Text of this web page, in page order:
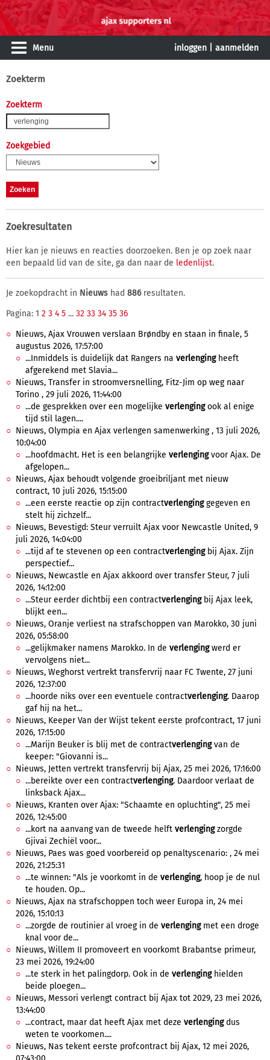
Menu inloggen aanmelden
Zoekterm
Zoekterm
Zoekgebied
Zoekresultaten
Hier kan je nieuws en reacties doorzoeken. Ben je op zoek naar
een bepaald lid van de site, ga dan naar de ledenlijst.
Je zoekopdracht in Nieuws had 886resultaten.
Pagina: 1 2 3 4 5 ... 32 33 34 35 36
Nieuws, Ajax Vrouwen verslaan Brøndby en staan in finale, 5
augustus 2026, 17:57:00
...Inmiddels is duidelijk dat Rangers na verlengingheeft
afgerekend met Slavia...
Nieuws, Transfer in stroomversnelling, Fitz-Jim op weg naar
Torino , 29 juli 2026, 11:44:00
...de gesprekken over een mogelijke verlengingook al enige
tijd stil lagen....
Nieuws, Olympia en Ajax verlengen samenwerking , 13 juli 2026,
10:04:00
...hoofdmacht. Het is een belangrijke verlengingvoor Ajax. De
afgelopen...
Nieuws, Ajax behoudt volgende groeibriljant met nieuw
contract, 10 juli 2026, 15:15:00
...een eerste reactie op zijn contractverlenginggegeven en
stelt hij zichzelf...
Nieuws, Bevestigd: Steur verruilt Ajax voor Newcastle United, 9
juli 2026, 14:04:00
...tijd af te stevenen op een contractverlengingbij Ajax. Zijn
perspectief...
Nieuws, Newcastle en Ajax akkoord over transfer Steur, 7 juli
2026, 14:12:00
...Steur eerder dichtbij een contractverlengingbij Ajax leek,
blijkt een...
Nieuws, Oranje verliest na strafschoppen van Marokko, 30 juni
2026, 05:58:00
...gelijkmaker namens Marokko. In de verlengingwerd er
vervolgens niet...
Nieuws, Weghorst vertrekt transfervrij naar FC Twente, 27 juni
2026, 12:37:00
...hoorde niks over een eventuele contractverlenging. Daarop
gaf hij na het...
Nieuws, Keeper Van der Wijst tekent eerste profcontract, 17 juni
2026, 17:15:00
...Marijn Beuker is blij met de contractverlengingvan de
keeper: "Giovanni is...
Nieuws, Jetten vertrekt transfervrij bij Ajax, 25 mei 2026, 17:16:00
...bereikte over een contractverlenging. Daardoor verlaat de
linksback Ajax...
Nieuws, Kranten over Ajax: "Schaamte en opluchting", 25 mei
2026, 12:45:00
...kort na aanvang van de tweede helft verlengingzorgde
Gjivai Zechiël voor...
Nieuws, Paes was goed voorbereid op penaltyscenario: , 24 mei
2026, 21:25:31
...te winnen: "Als je voorkomt in de verlenging, hoop je de nul
te houden. Op...
Nieuws, Ajax na strafschoppen toch weer Europa in, 24 mei
2026, 15:10:13
...zorgde de routinier al vroeg in de verlengingmet een droge
knal voor de...
Nieuws, Willem II promoveert en voorkomt Brabantse primeur,
23 mei 2026, 19:24:00
...te sterk in het palingdorp. Ook in de verlenginghielden
beide ploegen...
Nieuws, Messori verlengt contract bij Ajax tot 2029, 23 mei 2026,
13:44:00
...contract, maar dat heeft Ajax met deze verlengingdus
weten te voorkomen....
Nieuws, Nas tekent eerste profcontract bij Ajax, 12 mei 2026,